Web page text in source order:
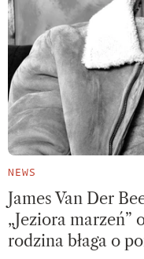
NEWS
James Van Der
„Jeziora marzeń”
rodzina błaga o